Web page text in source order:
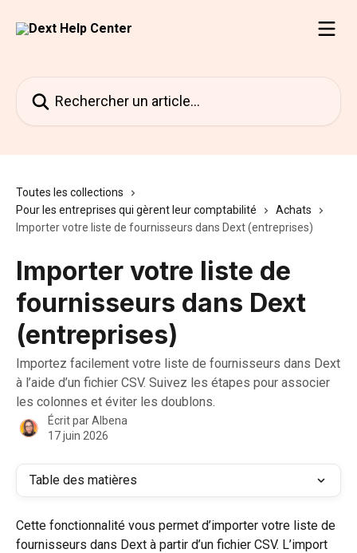
Toutes les collections
Pour les entreprises qui gèrent leur comptabilité
Achats
Importer votre liste de fournisseurs dans Dext (entreprises)
Importer votre liste de
fournisseurs dans Dext
(entreprises)
Importez facilement votre liste de fournisseurs dans Dext
à l’aide d’un fichier CSV. Suivez les étapes pour associer
les colonnes et éviter les doublons.
Écrit parAlbena
17 juin 2026
Table des matières
Cette fonctionnalité vous permet d’importer votre liste de
fournisseurs dans Dext à partir d’un fichier CSV. L’import